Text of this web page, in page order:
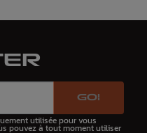
GO!
utilisée pour vous
pouvez à tout moment utiliser